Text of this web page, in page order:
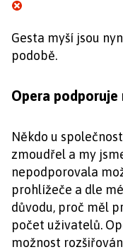
Gesta myší jsou
podobě.
Opera podporuje
Někdo u
zmoudřel a my
nepodporovala
prohlížeče a dle
důvodu, proč měl
počet uživatelů.
možnost